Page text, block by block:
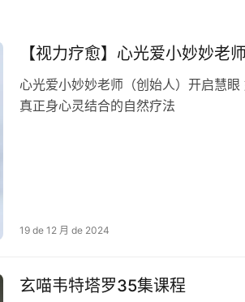
【视力疗愈】心光爱小妙妙老
心光爱小妙妙老师（创始人）开启慧
真正身心灵结合的自然疗法
19 de 12 月 de 2024
玄喵韦特塔罗35集课程​